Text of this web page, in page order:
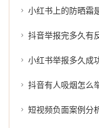
小红书上的防晒霜是正
抖音举报完多久有反
小红书举报多久成
抖音有人吸烟怎么
短视频负面案例分析